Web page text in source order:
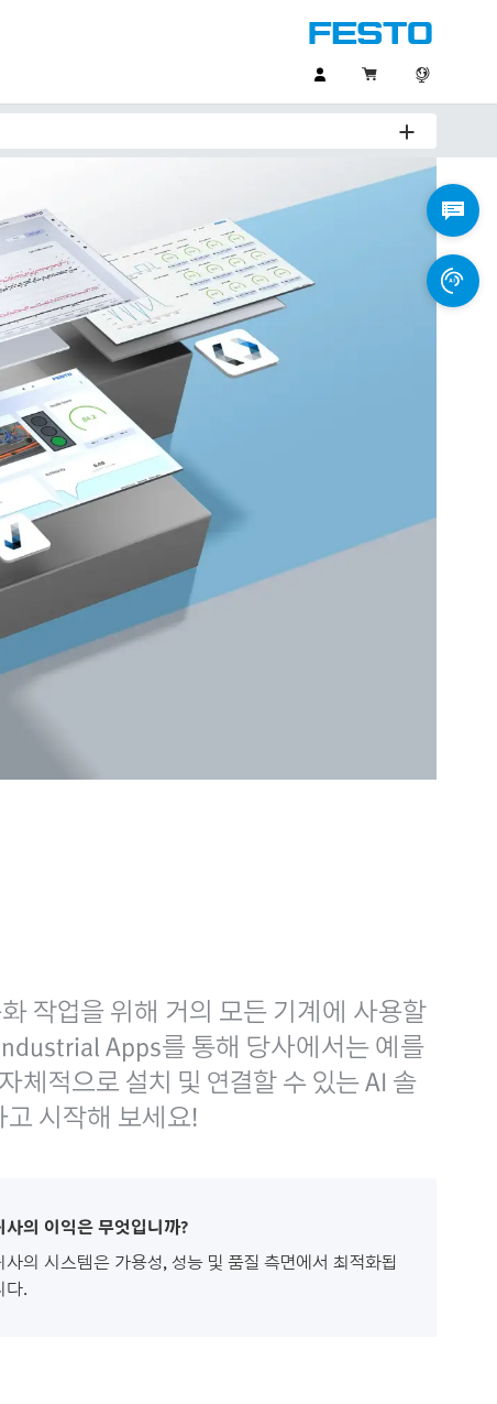
작업을 위해 거의 모든 기계에 사용할
Apps를 통해 당사에서는 예를
적으로 설치 및 연결할 수 있는 AI 솔
시작해 보세요!
사의 이익은 무엇입니까?
사의 시스템은 가용성, 성능 및 품질 측면에서 최적화됩
다.